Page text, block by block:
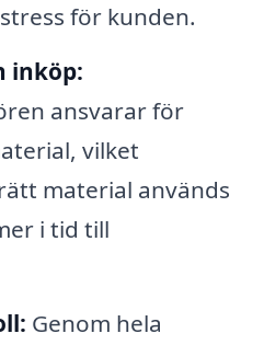
för kunden.
inköp:
ansvarar för
vilket
material används
i tid till
Genom hela